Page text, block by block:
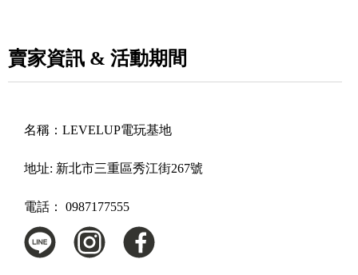
賣家資訊 & 活動期間
名稱： LEVELUP電玩基地
地址: 新北市三重區秀江街267號
電話： 0987177555